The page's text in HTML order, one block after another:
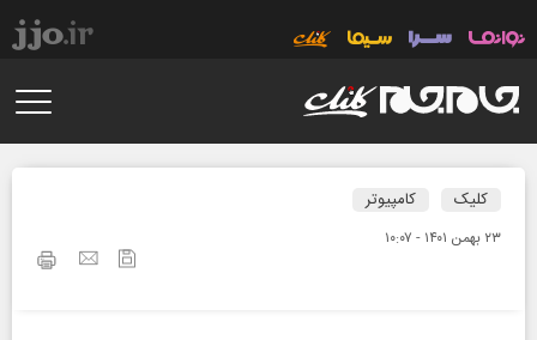
کلیک کامپیوتر
۲۳ بهمن ۱۴۰۱ - ۱۰:۰۷